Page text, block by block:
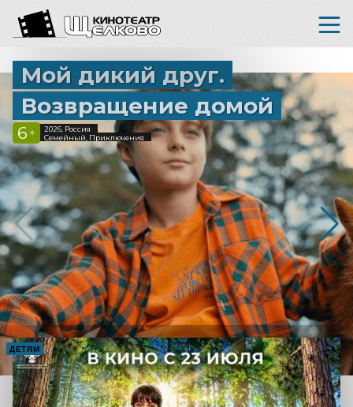
Мой дикий друг.
Возвращение домой
6 +
2026, Россия
Семейный, Приключения
ДЕТЯМ